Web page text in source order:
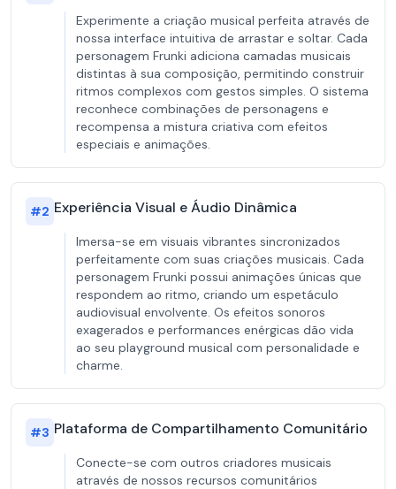
Experimente a criação musical perfeita através de
nossa interface intuitiva de arrastar e soltar. Cada
personagem Frunki adiciona camadas musicais
distintas à sua composição, permitindo construir
ritmos complexos com gestos simples. O sistema
reconhece combinações de personagens e
recompensa a mistura criativa com efeitos
especiais e animações.
#2 Experiência Visual e Áudio Dinâmica
Imersa-se em visuais vibrantes sincronizados
perfeitamente com suas criações musicais. Cada
personagem Frunki possui animações únicas que
respondem ao ritmo, criando um espetáculo
audiovisual envolvente. Os efeitos sonoros
exagerados e performances enérgicas dão vida
ao seu playground musical com personalidade e
charme.
#3 Plataforma de Compartilhamento Comunitário
Conecte-se com outros criadores musicais
através de nossos recursos comunitários